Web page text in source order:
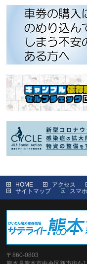
HOME アクセス
サイトマップ
スマ
〒860-0803